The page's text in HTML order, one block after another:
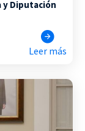
y Diputación
Leer más